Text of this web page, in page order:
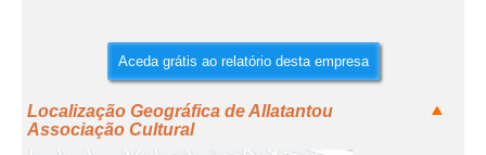
Aceda grátis ao relatório desta empresa
Localização Geográfica de Allatantou
Associação Cultural